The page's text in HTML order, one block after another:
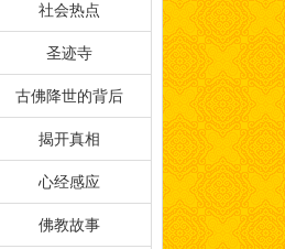
社会热点
圣迹寺
古佛降世的背后
揭开真相
心经感应
佛教故事